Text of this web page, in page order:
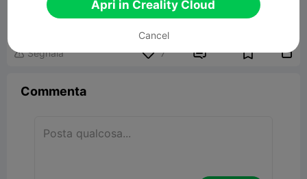
20.56MB Modelli Correlati
 Segnala 7  
Commenta
Apri in Creality Cloud
Cancel